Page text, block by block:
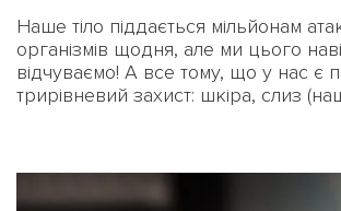
Наше тіло піддається мільйонам
організмів щодня, але ми цього
відчуваємо! А все тому, що у нас є
трирівневий захист: шкіра, слиз